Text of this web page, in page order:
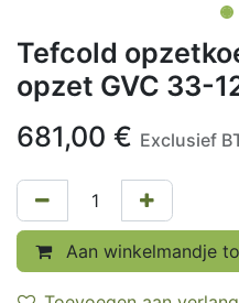
Tefcold
opzet GVC 33-
681,00 € Exclusief
Aan winkelmandje